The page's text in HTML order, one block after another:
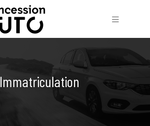
Immatriculation